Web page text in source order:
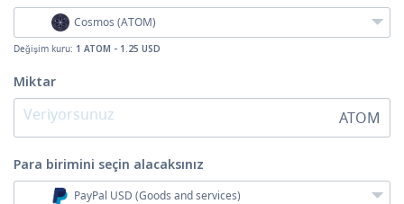
Cosmos (ATOM)
Değişim kuru: 1 ATOM - 1.25 USD
Miktar
ATOM
Para birimini seçin alacaksınız
PayPal USD (Goods and services)